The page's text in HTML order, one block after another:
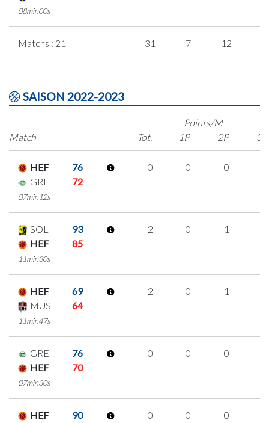
08min00s
Matchs : 21 31 7 12
SAISON 2022-2023
Match
Points/M
Tot.
1P 2P 3P
HEF
76
GRE
72
07min12s
0 0 0
SOL
93
HEF
85
11min30s
2 0 1
HEF
69
MUS
64
11min47s
2 0 1
GRE
76
HEF
70
07min30s
0 0 0
HEF
90
0 0 0